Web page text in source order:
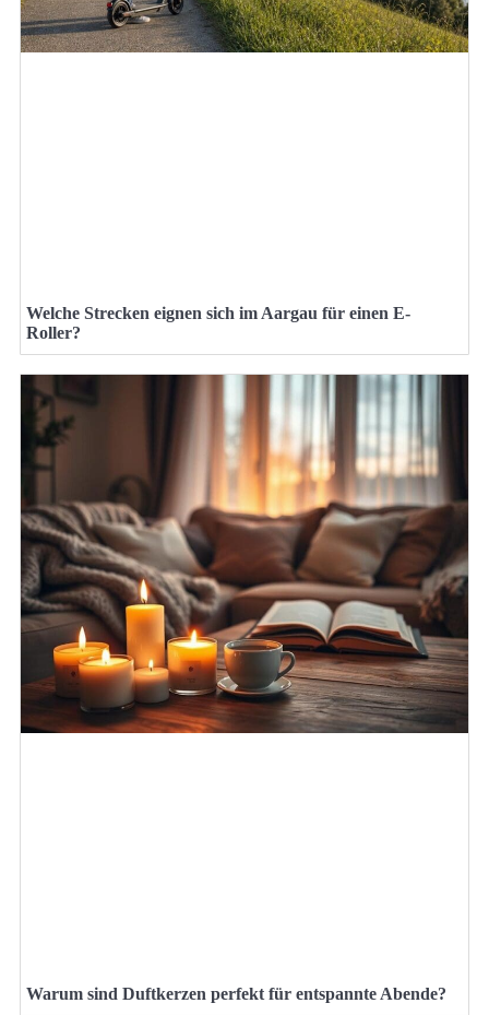
Welche Strecken eignen sich im Aargau für einen E-
Roller?
Warum sind Duftkerzen perfekt für entspannte Abende?